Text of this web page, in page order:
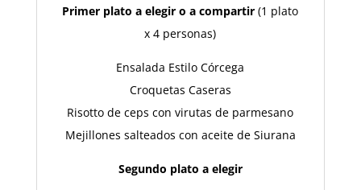
Primer plato a elegir o a compartir (1 plato
x 4 personas)
Ensalada Estilo Córcega
Croquetas Caseras
Risotto de ceps con virutas de parmesano
Mejillones salteados con aceite de Siurana
Segundo plato a elegir